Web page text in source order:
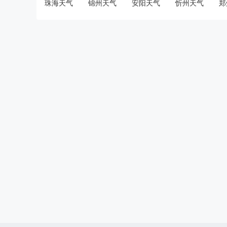
珠海天气 锦州天气 安阳天气 忻州天气